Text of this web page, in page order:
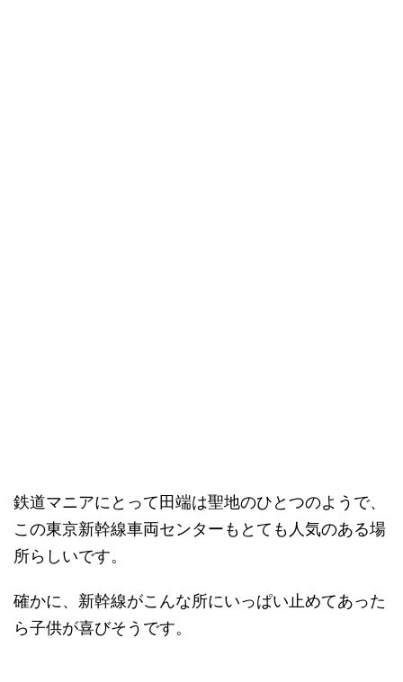
鉄道マニアにとって田端は聖地のひとつのようで、
この東京新幹線車両センターもとても人気のある場
所らしいです。
確かに、新幹線がこんな所にいっぱい止めてあった
ら子供が喜びそうです。